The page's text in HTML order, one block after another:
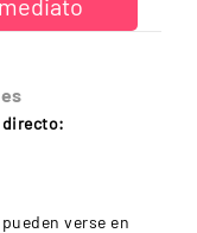
directo:
verse en